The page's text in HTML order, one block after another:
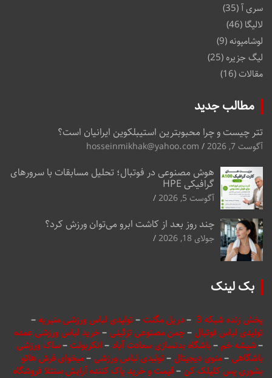
سری آ(35)
لالیگا (46)
لوشامپونه(9)
لیگ جزیره (25)
مقالات(16)
مطالب جدید
تتر چیست و چرا محبوبترین استیبلکوین ایرانیان است؟
آگوست 7, 2026 hosseinmikhak@yahoo.com
هوش مصنوعی در فوتبال؛ تحلیل مسابقات با سرورهای
گرافیکی HPE
آگوست 5, 2026
چند روز بعد از کاشت ابرو می‌توان ورزش کرد؟
جولای 18, 2026
بک لینک
پخش زنده شبکه 3 –دریل مگنت–تولیدی لباس ورزشی منیریه–
تولیدی لباس فوتبال –چمن مصنوعی تزئینی –خرید لباس ورزشی عمده
–شیشه خم–باشگاه بدنسازی سعادت آباد – انکربولت–ساک ورزشی
باشگاهی –منوی دیجیتال –تولیدی لباس ورزشی –میخوای فرش هاتو
بشوری پس کلیلک کن –قیمت و خرید پاک کننده آرایش سنتلا فروشگاه